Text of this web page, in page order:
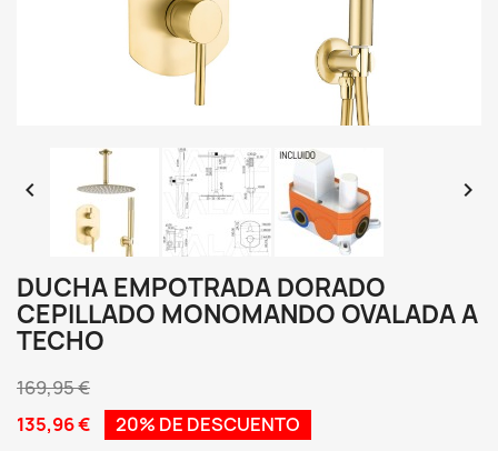
 
DUCHA EMPOTRADA DORADO
CEPILLADO MONOMANDO OVALADA A
TECHO
169,95 €
135,96 €
20% DE DESCUENTO